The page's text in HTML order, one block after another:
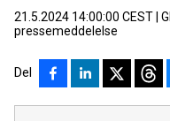
21.5.2024 14:00:00 CEST
pressemeddelelse
Del